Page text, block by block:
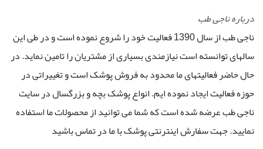
درباره ناجی طب
ناجی طب از سال 1390 فعالیت خود را شروع نموده است و در طی این
سالهای توانسته است نیازمندی بسیاری از مشتریان را تامین نماید. در
حال حاضر فعالیتهای ما محدود به فروش پوشک است و تغییراتی در
حوزه فعالیت ایجاد نموده ایم. انواع پوشک بچه و بزرگسال در سایت
ناجی طب عرضه شده است که شما می توانید از محصولات ما استفاده
نمایید. جهت سفارش اینترنتی پوشک با ما در تماس باشید